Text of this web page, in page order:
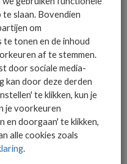
slaan. Bovendien
om
tonen en de inhoud
af te stemmen.
door sociale media-
kan door deze derden
te klikken, kun je
je voorkeuren
en doorgaan' te klikken,
alle cookies zoals
.